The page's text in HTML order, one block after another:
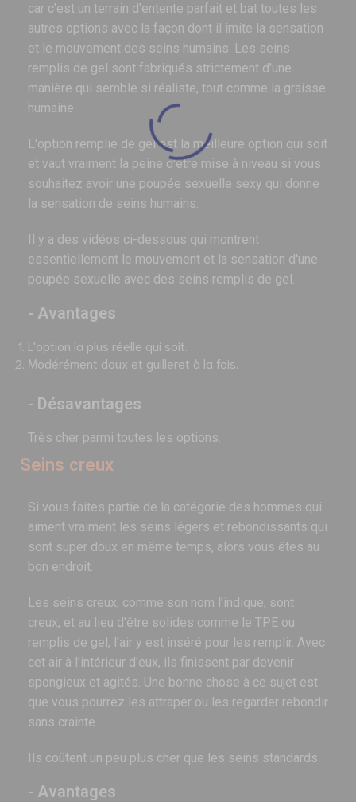
car c'est un terrain d'entente parfait et bat toutes les
autres options avec la façon dont il imite la sensation
et le mouvement des seins humains. Les seins
remplis de gel sont fabriqués strictement d'une
manière qui semble si réaliste, tout comme la graisse
humaine.
L'option remplie de gel est la meilleure option qui soit
et vaut vraiment la peine d'être mise à niveau si vous
souhaitez avoir une poupée sexuelle sexy qui donne
la sensation de seins humains.
Il y a des vidéos ci-dessous qui montrent
essentiellement le mouvement et la sensation d'une
poupée sexuelle avec des seins remplis de gel.
- Avantages
L'option la plus réelle qui soit.
Modérément doux et guilleret à la fois.
- Désavantages
Très cher parmi toutes les options.
Seins creux
Si vous faites partie de la catégorie des hommes qui
aiment vraiment les seins légers et rebondissants qui
sont super doux en même temps, alors vous êtes au
bon endroit.
Les seins creux, comme son nom l'indique, sont
creux, et au lieu d'être solides comme le TPE ou
remplis de gel, l'air y est inséré pour les remplir. Avec
cet air à l'intérieur d'eux, ils finissent par devenir
spongieux et agités. Une bonne chose à ce sujet est
que vous pourrez les attraper ou les regarder rebondir
sans crainte.
Ils coûtent un peu plus cher que les seins standards.
- Avantages